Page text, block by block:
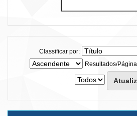
Classificar por:
Resultados/Página